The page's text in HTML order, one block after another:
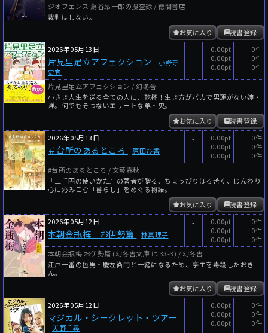
ジオフェンス 蔦谷昂一郎の捜査録 / 徳間書店
裁判はしない。
読書登録
お気に入り
2026年05月13日
片見里足立アフェクション
小野寺
史宜
-
0.00pt
0.00pt
0.00pt
0件
0件
0件
片見里足立アフェクション / 幻冬舎
小さき人生を送る全ての人に、乾杯！生き方がバカで男運がない姉・
洋。何でもそつないエリートな弟・央。
読書登録
お気に入り
2026年05月13日
＃台所のあるところ 原田ひ香
-
0.00pt
0.00pt
0.00pt
0件
0件
0件
#台所のあるところ / 文藝春秋
『三千円の使いかた』の著者が贈る、ちょっぴりほろ苦く、じんわり
心に沁みこむ「暮らし」をめぐる物語。
読書登録
お気に入り
2026年05月12日
本朝金瓶梅 お伊勢篇 林真理子
-
0.00pt
0.00pt
0.00pt
0件
0件
0件
本朝金瓶梅 お伊勢篇 (幻冬舎文庫 は 33-3) / 幻冬舎
江戸一番の色男・慶左衛門と一緒になるため、亭主を毒殺したおき
ん。
読書登録
お気に入り
2026年05月12日
マジカル・シークレット・ツアー
天野千尋
-
0.00pt
0.00pt
0.00pt
0件
0件
0件